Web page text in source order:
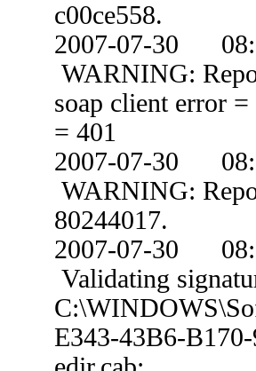
c00ce558.
2007-07-30
WARNING:
soap client error
= 401
2007-07-30
WARNING:
80244017.
2007-07-30
Validating
E343-43B6-